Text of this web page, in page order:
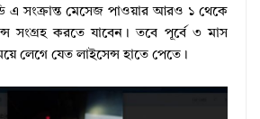
এ সংক্রান্ত মেসেজ পাওয়ার আরও ১ থেকে
সংগ্রহ করতে যাবেন। তবে পূর্বে ৩ মাস
লেগে যেত লাইসেন্স হাতে পেতে।